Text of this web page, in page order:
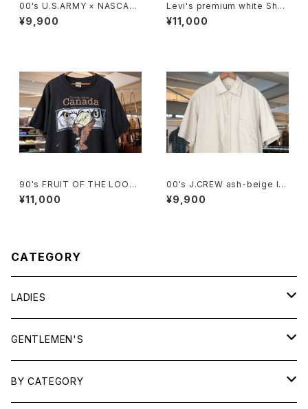
00's U.S.ARMY × NASCAR
embroidered logo black c
otton Tee
¥9,900
Levi's premium white Shor
talls
¥11,000
90's FRUIT OF THE LOOM
eagle printed Tee "Made i
n CANADA"
¥11,000
00's J.CREW ash-beige lin
en Shirt
¥9,900
CATEGORY
LADIES
TOPS
SHIRTS
OUTERWEAR
GENTLEMEN'S
TOPS
BY CATEGORY